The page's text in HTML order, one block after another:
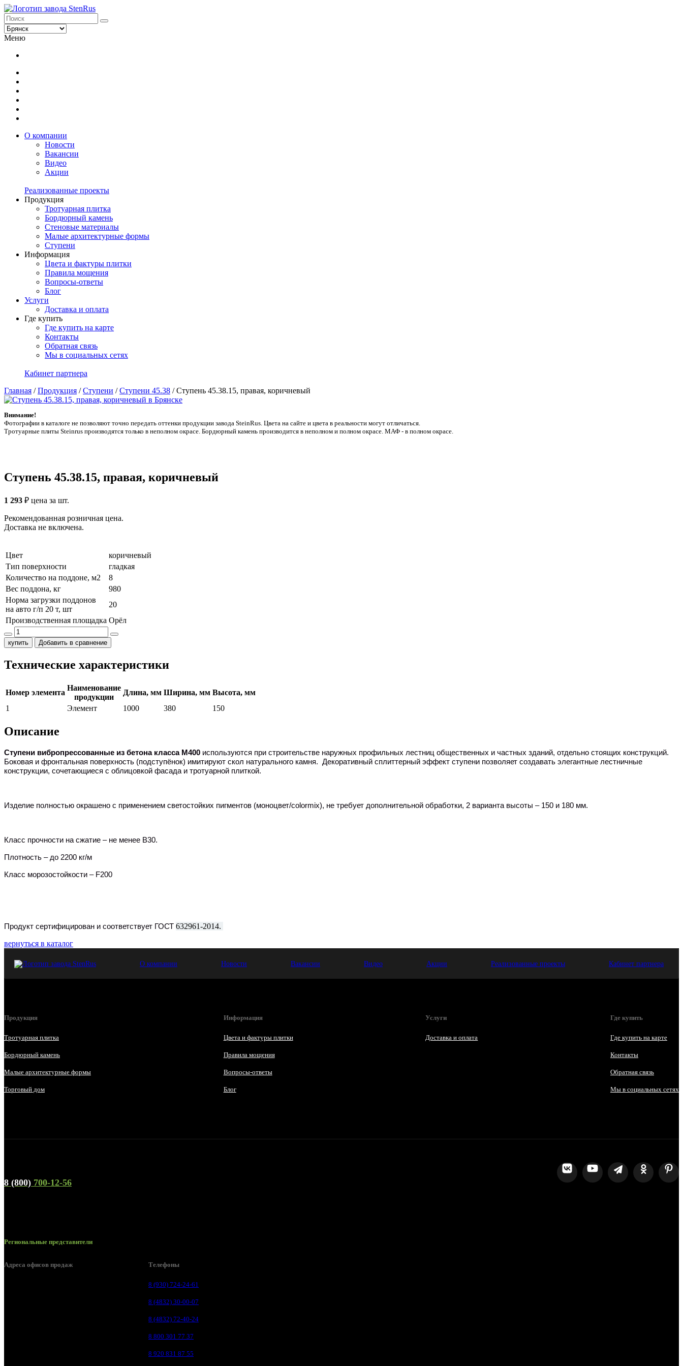
Меню
О компании
Новости
Вакансии
Видео
Акции
Реализованные проекты
Продукция
Тротуарная плитка
Бордюрный камень
Стеновые материалы
Малые архитектурные формы
Ступени
Информация
Цвета и фактуры плитки
Правила мощения
Вопросы-ответы
Блог
Услуги
Доставка и оплата
Где купить
Где купить на карте
Контакты
Обратная связь
Мы в социальных сетях
Кабинет партнера
Главная /Продукция /Ступени /Ступени 45.38 /Ступень 45.38.15, правая, коричневый
Внимание!
Фотографии в каталоге не позволяют точно передать оттенки продукции заводa SteinRus. Цвета на сайте и цвета в реальности могут отличаться.
Тротуарные плиты Steinrus производятся только в неполном окрасе. Бордюрный камень производится в неполном и полном окрасе. МАФ - в полном окрасе.
Ступень 45.38.15, правая, коричневый
1 293 ₽ цена за шт.
Рекомендованная розничная цена.
Доставка не включена.
Цвет
коричневый
Тип поверхности
гладкая
Количество на поддоне, м2
8
Вес поддона, кг
980
Норма загрузки поддонов
на авто г/п 20 т, шт
20
Производственная площадка Орёл
купить Добавить в сравнение
Технические характеристики
Номер элемента
Наименование
продукции
Длина, мм Ширина, мм Высота, мм
1
Элемент 1000 380 150
Описание
Ступени вибропрессованные из бетона класса М400 используются при строительстве наружных профильных лестниц общественных и частных зданий, отдельно стоящих конструкций.
Боковая и фронтальная поверхность (подступёнок) имитируют скол натурального камня. Декоративный сплиттерный эффект ступени позволяет создавать элегантные лестничные
конструкции, сочетающиеся с облицовкой фасада и тротуарной плиткой.
Изделие полностью окрашено с применением светостойких пигментов (моноцвет/colormix), не требует дополнительной обработки, 2 варианта высоты – 150 и 180 мм.
Класс прочности на сжатие – не менее B30.
Плотность – до 2200 кг/м
Класс морозостойкости – F200
Продукт сертифицирован и соответствует ГОСТ 632961-2014.
вернуться в каталог
О компании Новости Вакансии Видео Акции Реализованные проекты Кабинет партнера
Продукция
Тротуарная плитка
Бордюрный камень
Малые архитектурные формы
Торговый дом
Информация
Цвета и фактуры плитки
Правила мощения
Вопросы-ответы
Блог
Услуги
Доставка и оплата
Где купить
Где купить на карте
Контакты
Обратная связь
Мы в социальных сетях
8 (800) 700-12-56
Региональные представители
Адреса офисов продаж Телефоны
8 (930) 724-24-61
8 (4832) 30-00-07
8 (4832) 72-40-24
8 800 301 77 37
8 920 831 87 55